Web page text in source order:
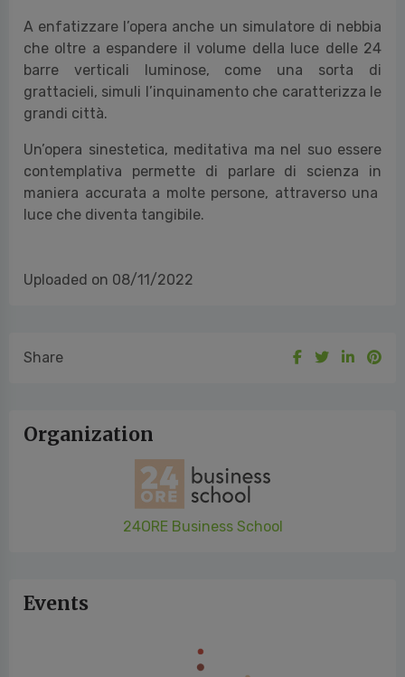
A enfatizzare l’opera anche un simulatore di nebbia
che oltre a espandere il volume della luce delle 24
barre verticali luminose, come una sorta di
grattacieli, simuli l’inquinamento che caratterizza le
grandi città.
Un’opera sinestetica, meditativa ma nel suo essere
contemplativa permette di parlare di scienza in
maniera accurata a molte persone, attraverso una
luce che diventa tangibile.
Uploaded on 08/11/2022
Share
Organization
24ORE Business School
Events